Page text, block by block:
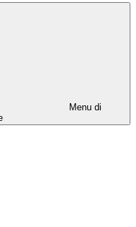
Menu di